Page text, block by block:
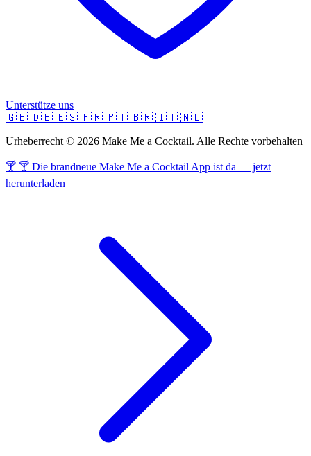
Unterstütze uns
🇬🇧 🇩🇪 🇪🇸 🇫🇷 🇵🇹 🇧🇷 🇮🇹 🇳🇱
Urheberrecht © 2026 Make Me a Cocktail. Alle Rechte vorbehalten
🍸 🍸 Die brandneue Make Me a Cocktail App ist da — jetzt
herunterladen